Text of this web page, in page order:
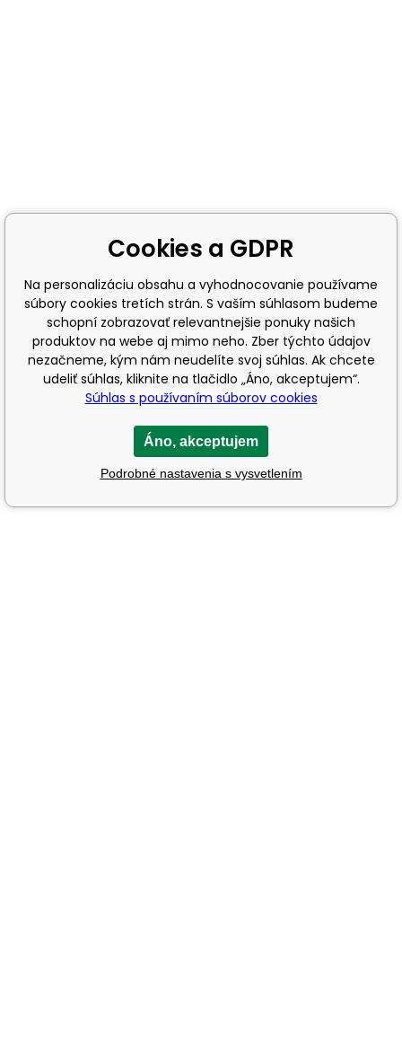
Cookies a GDPR
Na personalizáciu obsahu a vyhodnocovanie používame
súbory cookies tretích strán. S vaším súhlasom budeme
schopní zobrazovať relevantnejšie ponuky našich
produktov na webe aj mimo neho. Zber týchto údajov
nezačneme, kým nám neudelíte svoj súhlas. Ak chcete
udeliť súhlas, kliknite na tlačidlo „Áno, akceptujem“.
Súhlas s používaním súborov cookies
Áno, akceptujem
Podrobné nastavenia s vysvetlením